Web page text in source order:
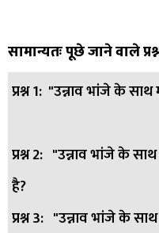
सामान्यतः पूछे जाने वाले
प्रश्न 1: "उन्नाव भांजे के साथ
उत्तर:
यह मामला उन्नाव
साथ फरार हो गई, और अपने
छोड़कर चली गई।
प्रश्न 2: "उन्नाव भांजे के
है?
उत्तर: महिला के साथ फरार
प्रश्न 3: "उन्नाव भांजे के